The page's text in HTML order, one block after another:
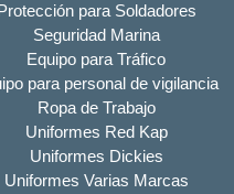
para Soldadores
Seguridad Marina
Equipo para Tráfico
para personal de vigilancia
Ropa de Trabajo
Uniformes Red Kap
Uniformes Dickies
Uniformes Varias Marcas